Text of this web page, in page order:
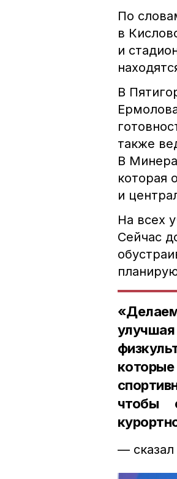
По
в
и
В
также
В
которая
и
На всех
Сейчас
чтобы
—